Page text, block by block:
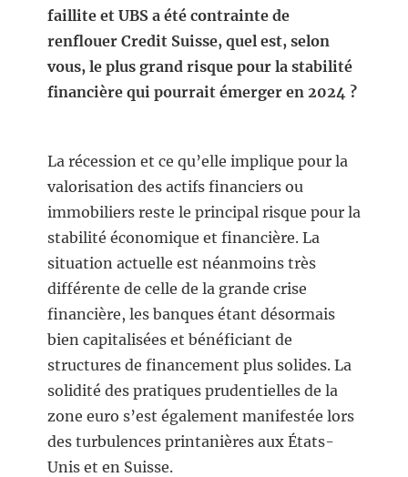
faillite et UBS a été contrainte de
renflouer Credit Suisse, quel est, selon
vous, le plus grand risque pour la stabilité
financière qui pourrait émerger en 2024 ?
La récession et ce qu’elle implique pour la
valorisation des actifs financiers ou
immobiliers reste le principal risque pour la
stabilité économique et financière. La
situation actuelle est néanmoins très
différente de celle de la grande crise
financière, les banques étant désormais
bien capitalisées et bénéficiant de
structures de financement plus solides. La
solidité des pratiques prudentielles de la
zone euro s’est également manifestée lors
des turbulences printanières aux États-
Unis et en Suisse.